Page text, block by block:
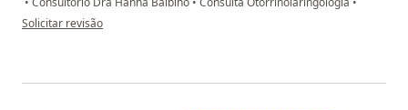
na opinião do utilizador Isabela
Solicitar revisão